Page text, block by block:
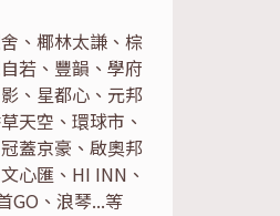
、椰林太謙、棕
若、豐韻、學府
、星都心、元邦
天空、環球市、
蓋京豪、啟奧邦
心匯、HI INN、
GO、浪琴...等